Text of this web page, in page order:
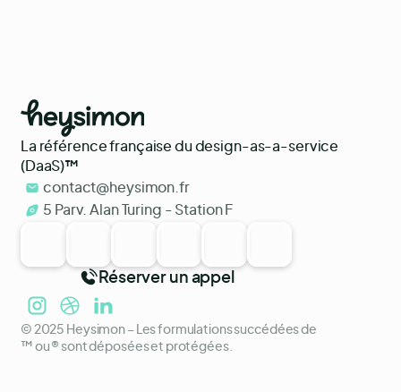
La référence française du design-as-a-service
(DaaS)™
contact@heysimon.fr
5 Parv. Alan Turing - Station F
Réserver un appel
© 2025 Heysimon – Les formulations succédées de
™ ou ® sont déposées et protégées.